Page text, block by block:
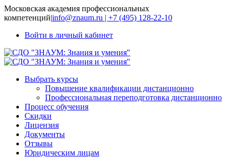
Московская академия профессиональных
компетенций|info@znaum.ru | +7 (495) 128-22-10
Войти в личный кабинет
Выбрать курсы
Повышение квалификации дистанционно
Профессиональная переподготовка дистанционно
Процесс обучения
Скидки
Лицензия
Документы
Отзывы
Юридическим лицам